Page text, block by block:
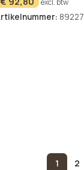
excl. btw
89227
1 2